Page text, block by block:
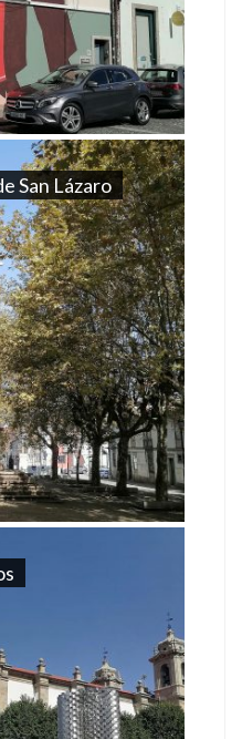
San Lázaro